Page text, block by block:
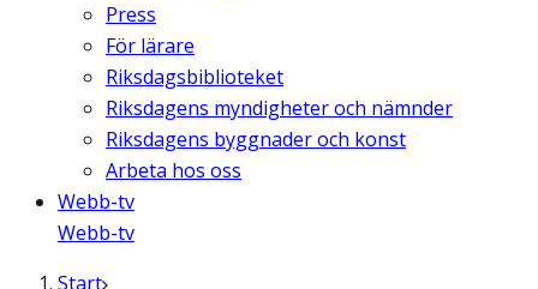
Press
För lärare
Riksdagsbiblioteket
Riksdagens myndigheter och nämnder
Riksdagens byggnader och konst
Arbeta hos oss
Webb-tv
Webb-tv
Start